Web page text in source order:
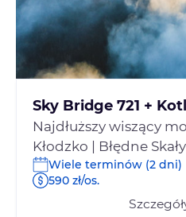
Sky Bridge 721 +
Najdłuższy wiszący
Kłodzko | Błędne
Wiele terminów (2 dni)
590 zł/os.